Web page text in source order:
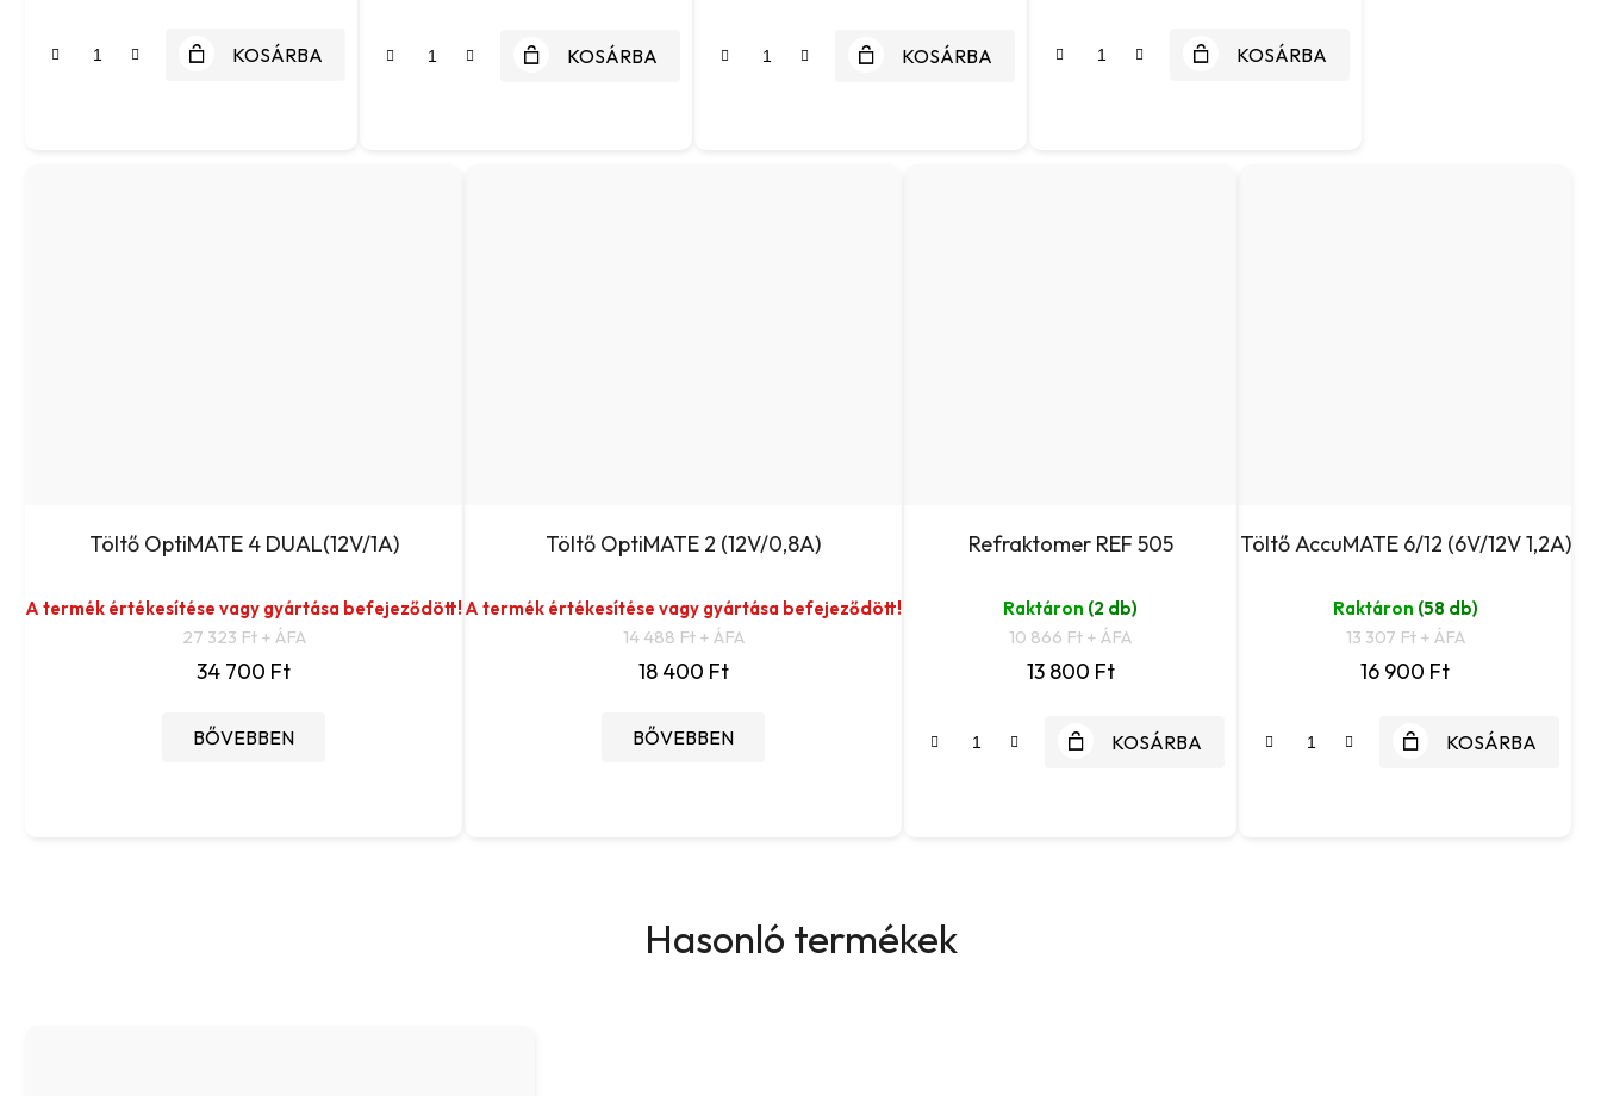
KOSÁRBA KOSÁRBA KOSÁRBA KOSÁRBA
Töltő OptiMATE 4 DUAL(12V/1A)
A termék értékesítése vagy gyártása befejeződött!
27 323 Ft + ÁFA
34 700 Ft
BŐVEBBEN
Töltő OptiMATE 2 (12V/0,8A)
A termék értékesítése vagy gyártása befejeződött!
14 488 Ft + ÁFA
18 400 Ft
BŐVEBBEN
Refraktomer REF 505
Raktáron (2 db)
10 866 Ft + ÁFA
13 800 Ft
KOSÁRBA
Töltő AccuMATE 6/12 (6V/12V 1,2A)
Raktáron (58 db)
13 307 Ft + ÁFA
16 900 Ft
KOSÁRBA
Hasonló termékek